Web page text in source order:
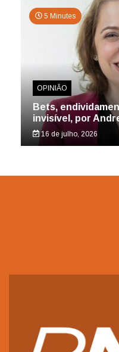
5 Minutes
OPINIÃO
Bets,
invisível, por
16 de julho, 2026